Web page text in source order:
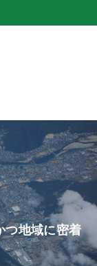
つ地域に密着